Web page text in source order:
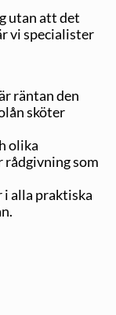
utan att det
vi specialister
räntan den
sköter
olika
som
alla praktiska